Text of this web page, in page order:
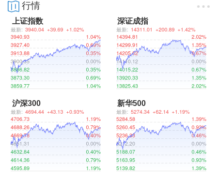
行情
上证指数 深证成指
沪深300 新华500